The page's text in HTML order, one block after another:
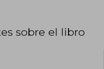
sobre el libro